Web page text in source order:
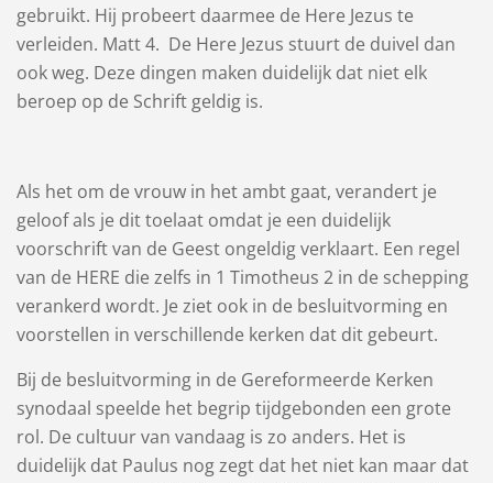
gebruikt. Hij probeert daarmee de Here Jezus te
verleiden. Matt 4. De Here Jezus stuurt de duivel dan
ook weg. Deze dingen maken duidelijk dat niet elk
beroep op de Schrift geldig is.
Als het om de vrouw in het ambt gaat, verandert je
geloof als je dit toelaat omdat je een duidelijk
voorschrift van de Geest ongeldig verklaart. Een regel
van de HERE die zelfs in 1 Timotheus 2 in de schepping
verankerd wordt. Je ziet ook in de besluitvorming en
voorstellen in verschillende kerken dat dit gebeurt.
Bij de besluitvorming in de Gereformeerde Kerken
synodaal speelde het begrip tijdgebonden een grote
rol. De cultuur van vandaag is zo anders. Het is
duidelijk dat Paulus nog zegt dat het niet kan maar dat